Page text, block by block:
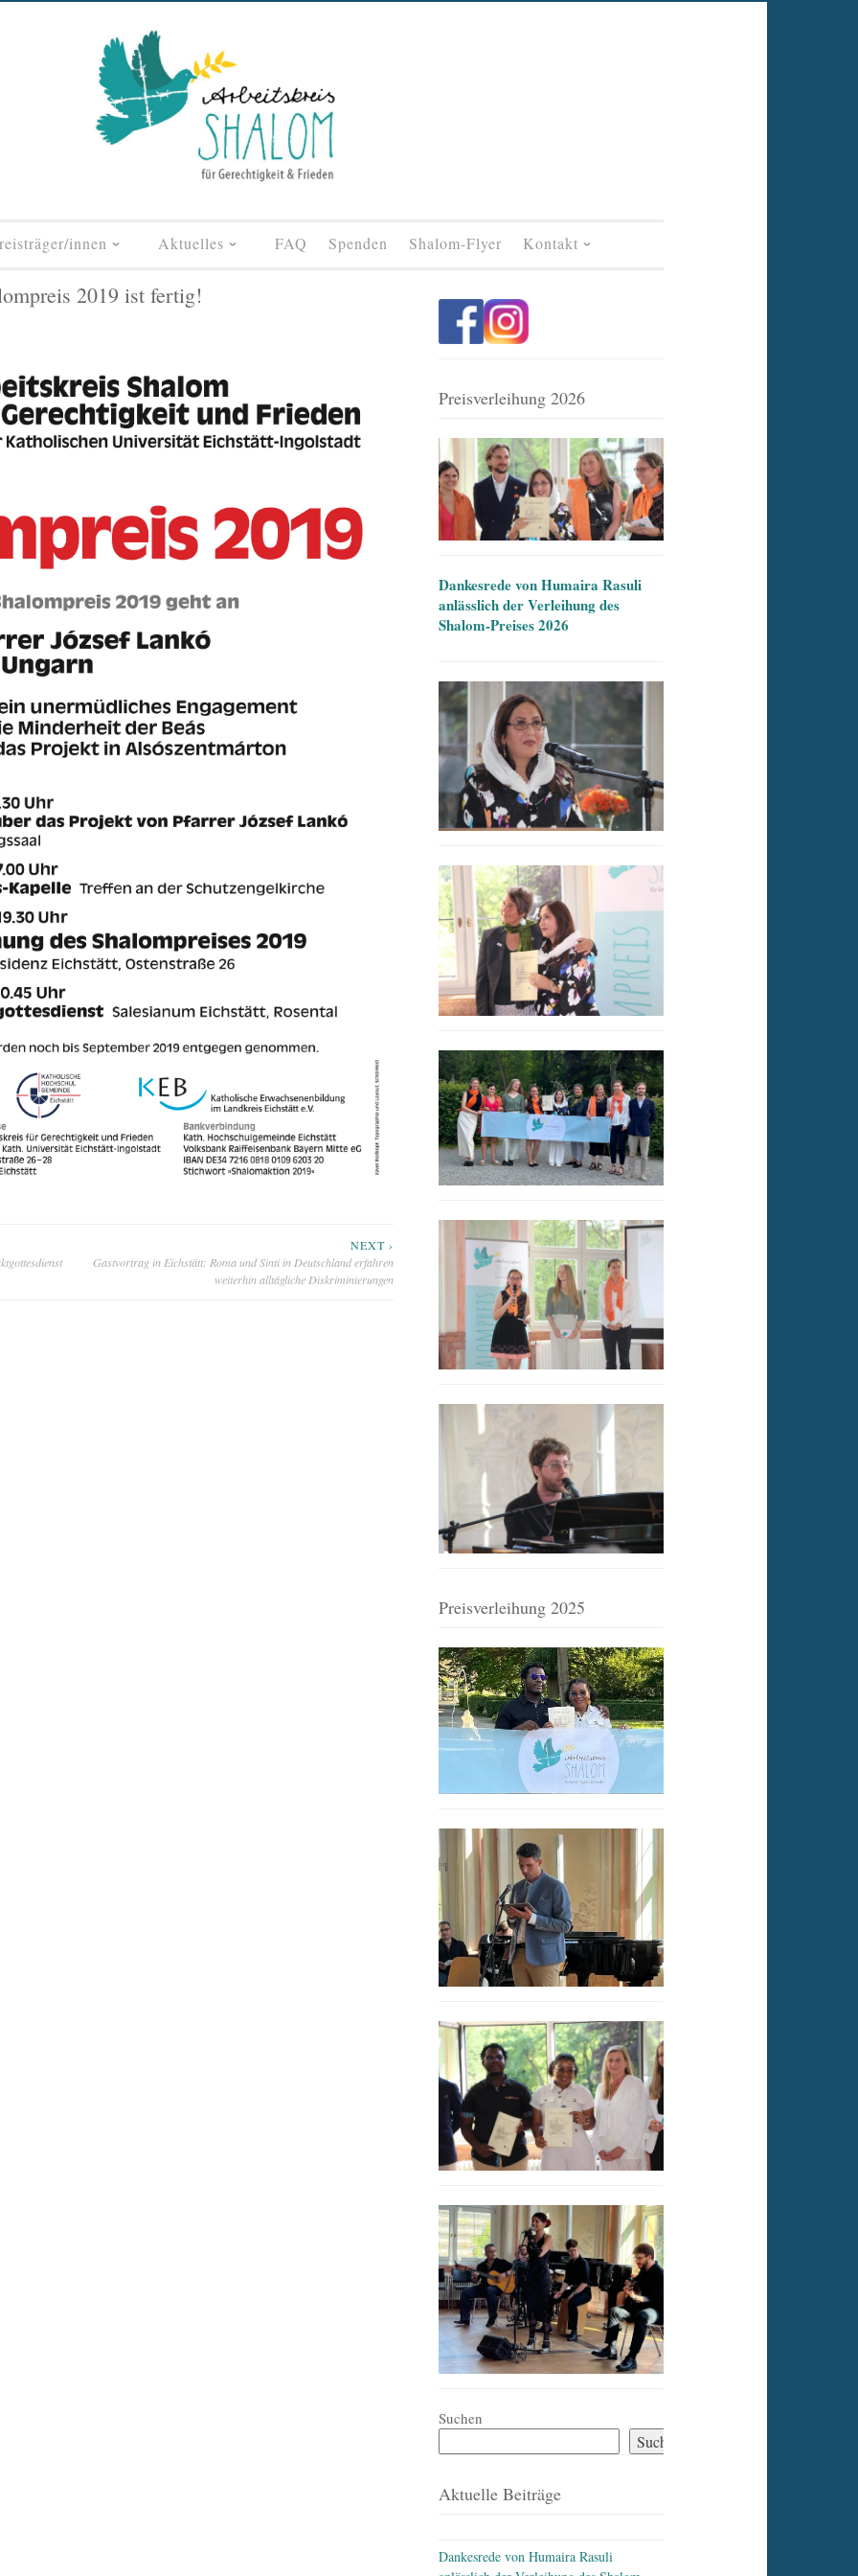
innen Aktuelles FAQ Spenden Shalom-Flyer Kontakt
2019 ist fertig!
NEXT ›
Gastvortrag in Eichstätt: Roma und Sinti in Deutschland erfahren
weiterhin alltägliche Diskriminierungen
Preisverleihung 2026
Dankesrede von Humaira Rasuli
anlässlich der Verleihung des
Shalom-Preises 2026
Preisverleihung 2025
Suchen
Suchen
Aktuelle Beiträge
Dankesrede von Humaira Rasuli